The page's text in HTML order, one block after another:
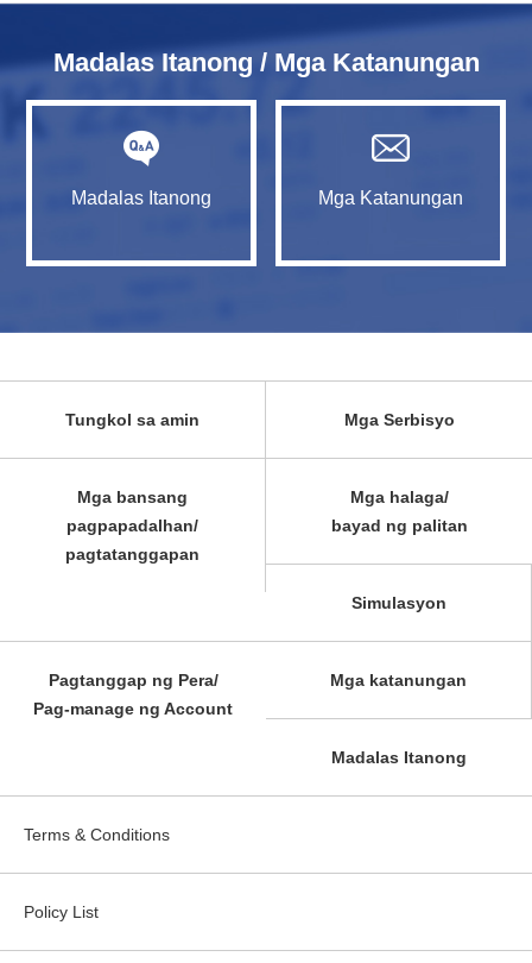
Madalas Itanong / Mga Katanungan
Madalas Itanong Mga Katanungan
Tungkol sa amin Mga Serbisyo
Mga bansang
pagpapadalhan/
pagtatanggapan
Mga halaga/
bayad ng palitan
Simulasyon
Pagtanggap ng Pera/
Pag-manage ng Account
Mga katanungan
Madalas Itanong
Terms & Conditions
Policy List